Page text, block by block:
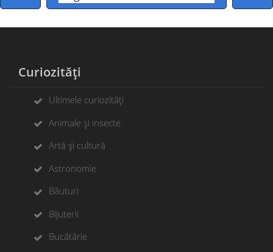
Curiozități
Ultimele curiozități
Animale și insecte
Artă și cultură
Astronomie
Băuturi
Bijuterii
Bucătărie